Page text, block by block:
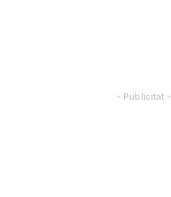
- Publicitat -